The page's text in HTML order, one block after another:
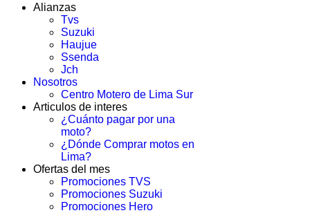
Alianzas
Tvs
Suzuki
Haujue
Ssenda
Jch
Nosotros
Centro Motero de Lima Sur
Articulos de interes
¿Cuánto pagar por una
moto?
¿Dónde Comprar motos en
Lima?
Ofertas del mes
Promociones TVS
Promociones Suzuki
Promociones Hero